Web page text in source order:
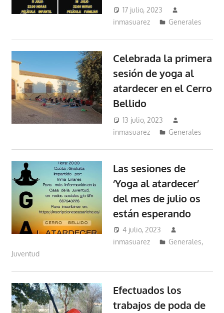
17 julio, 2023
inmasuarez
Generales
Celebrada la primera
sesión de yoga al
atardecer en el Cerro
Bellido
13 julio, 2023
inmasuarez
Generales
Las sesiones de
‘Yoga al atardecer’
del mes de julio os
están esperando
4 julio, 2023
inmasuarez
Generales,
Juventud
Efectuados los
trabajos de poda de